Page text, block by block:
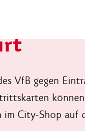
VfB gegen
im City-Shop